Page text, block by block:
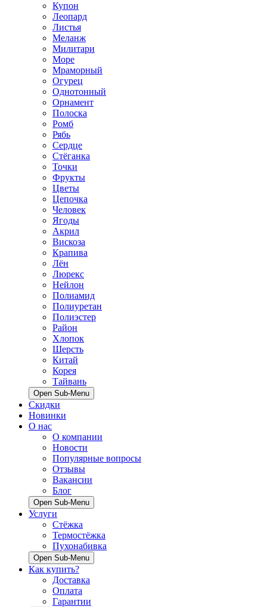
Купон
Леопард
Листья
Меланж
Милитари
Море
Мраморный
Огурец
Однотонный
Орнамент
Полоска
Ромб
Рябь
Сердце
Стёганка
Точки
Фрукты
Цветы
Цепочка
Человек
Ягоды
Акрил
Вискоза
Крапива
Лён
Люрекс
Нейлон
Полиамид
Полиуретан
Полиэстер
Район
Хлопок
Шерсть
Китай
Корея
Тайвань
Open Sub-Menu
Скидки
Новинки
О нас
О компании
Новости
Популярные вопросы
Отзывы
Вакансии
Блог
Open Sub-Menu
Услуги
Стёжка
Термостёжка
Пухонабивка
Open Sub-Menu
Как купить?
Доставка
Оплата
Гарантии